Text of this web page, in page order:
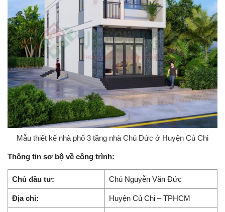
Mẫu thiết kế nhà phố 3 tầng nhà Chú Đức ở Huyện Củ Chi
Thông tin sơ bộ về công trình:
Chủ đầu tư: Chú Nguyễn Văn Đức
Địa chỉ: Huyện Củ Chi – TPHCM